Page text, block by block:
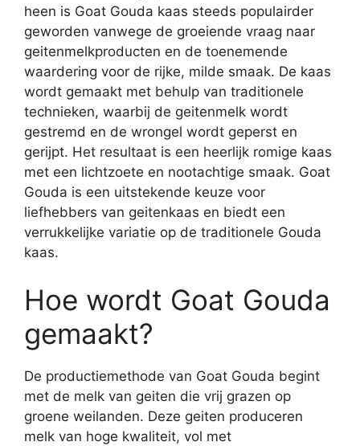
heen is Goat Gouda kaas steeds populairder
geworden vanwege de groeiende vraag naar
geitenmelkproducten en de toenemende
waardering voor de rijke, milde smaak. De kaas
wordt gemaakt met behulp van traditionele
technieken, waarbij de geitenmelk wordt
gestremd en de wrongel wordt geperst en
gerijpt. Het resultaat is een heerlijk romige kaas
met een lichtzoete en nootachtige smaak. Goat
Gouda is een uitstekende keuze voor
liefhebbers van geitenkaas en biedt een
verrukkelijke variatie op de traditionele Gouda
kaas.
Hoe wordt Goat Gouda
gemaakt?
De productiemethode van Goat Gouda begint
met de melk van geiten die vrij grazen op
groene weilanden. Deze geiten produceren
melk van hoge kwaliteit, vol met